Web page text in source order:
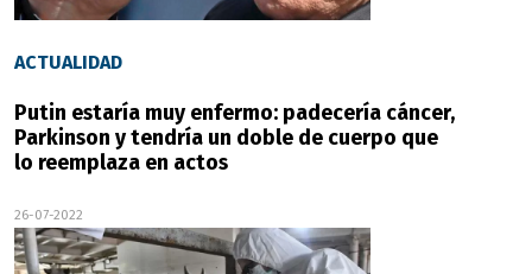
ACTUALIDAD
Putin estaría muy enfermo: padecería cáncer,
Parkinson y tendría un doble de cuerpo que
lo reemplaza en actos
26-07-2022